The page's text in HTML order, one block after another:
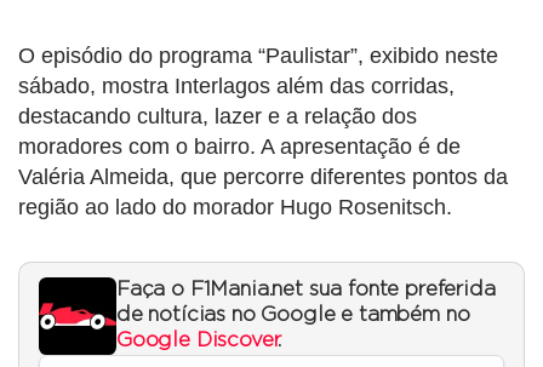
O episódio do programa “Paulistar”, exibido neste
sábado, mostra Interlagos além das corridas,
destacando cultura, lazer e a relação dos
moradores com o bairro. A apresentação é de
Valéria Almeida, que percorre diferentes pontos da
região ao lado do morador Hugo Rosenitsch.
Faça o F1Mania.net sua fonte preferida
de notícias no Google e também no
Google Discover.